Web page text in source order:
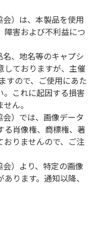
）は、本製品を使用
障害および不利益につ
、地名等のキャプシ
しておりますが、主催
すので、ご使用にあた
。これに起因する損害
ん。
）では、画像データ
る肖像権、商標権、著
おりませんので、ご注
）より、特定の画像
ります。通知以降、